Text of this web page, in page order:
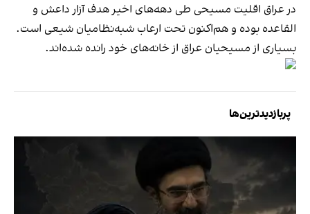
در عراق اقلیت مسیحی طی دهه‌های اخیر هدف آزار داعش و
القاعده بوده و هم‌اکنون تحت ارعاب شبه‌نظامیان شیعی‌ است.
بسیاری از مسیحیان عراق از خانه‌‌های خود رانده شده‌اند.
پربازدیدترین‌ها